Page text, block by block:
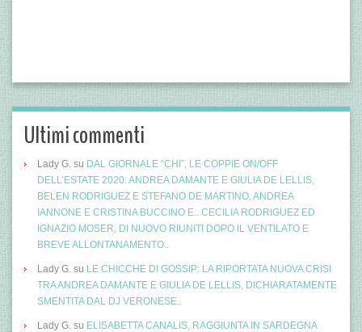
Ultimi commenti
Lady G. su DAL GIORNALE “CHI”, LE COPPIE ON/OFF
DELL’ESTATE 2020: ANDREA DAMANTE E GIULIA DE LELLIS,
BELEN RODRIGUEZ E STEFANO DE MARTINO, ANDREA
IANNONE E CRISTINA BUCCINO E.. CECILIA RODRIGUEZ ED
IGNAZIO MOSER, DI NUOVO RIUNITI DOPO IL VENTILATO E
BREVE ALLONTANAMENTO..
Lady G. su LE CHICCHE DI GOSSIP: LA RIPORTATA NUOVA CRISI
TRA ANDREA DAMANTE E GIULIA DE LELLIS, DICHIARATAMENTE
SMENTITA DAL DJ VERONESE..
Lady G. su ELISABETTA CANALIS, RAGGIUNTA IN SARDEGNA